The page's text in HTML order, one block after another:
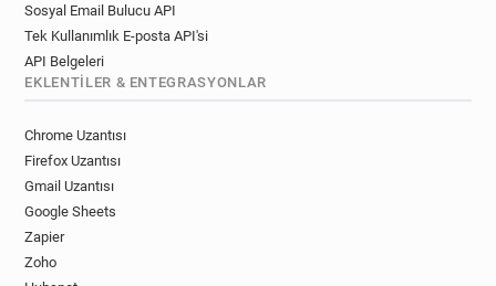
Sosyal Email Bulucu API
Tek Kullanımlık E-posta API'si
API Belgeleri
EKLENTILER & ENTEGRASYONLAR
Chrome Uzantısı
Firefox Uzantısı
Gmail Uzantısı
Google Sheets
Zapier
Zoho